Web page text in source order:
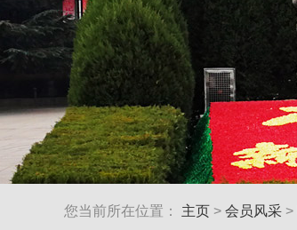
1 2 2 2
您当前所在位置： 主页 > 会员风采 >